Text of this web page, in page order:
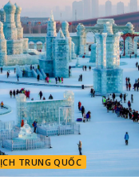
TRUNG QUỐC